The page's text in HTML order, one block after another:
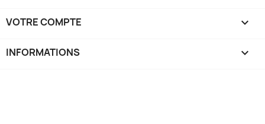
VOTRE COMPTE 
INFORMATIONS keyboard_arrow_down